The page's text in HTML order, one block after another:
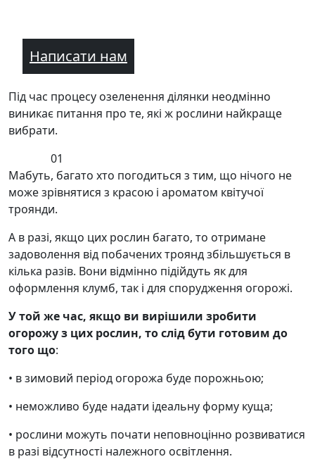
Написати нам
Під час процесу озеленення ділянки неодмінно
виникає питання про те, які ж рослини найкраще
вибрати.
01
Мабуть, багато хто погодиться з тим, що нічого не
може зрівнятися з красою і ароматом квітучої
троянди.
А в разі, якщо цих рослин багато, то отримане
задоволення від побачених троянд збільшується в
кілька разів. Вони відмінно підійдуть як для
оформлення клумб, так і для спорудження огорожі.
У той же час, якщо ви вирішили зробити
огорожу з цих рослин, то слід бути готовим до
того що:
• в зимовий період огорожа буде порожньою;
• неможливо буде надати ідеальну форму куща;
• рослини можуть почати неповноцінно розвиватися
в разі відсутності належного освітлення.